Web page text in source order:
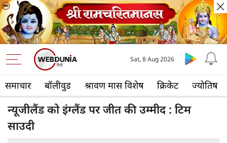
समाचार बॉलीवुड श्रावण मास विशेष क्रिकेट ज्योतिष
Sat, 8 Aug 2026
न्यूजीलैंड को इंग्लैंड पर जीत की उम्मीद : टिम
साउदी